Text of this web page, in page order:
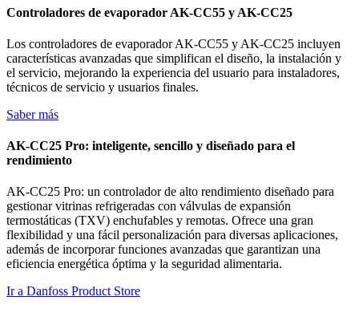
Controladores de evaporador AK-CC55 y AK-CC25
Los controladores de evaporador AK-CC55 y AK-CC25 incluyen
características avanzadas que simplifican el diseño, la instalación y
el servicio, mejorando la experiencia del usuario para instaladores,
técnicos de servicio y usuarios finales.
Saber más
AK-CC25 Pro: inteligente, sencillo y diseñado para el
rendimiento
AK-CC25 Pro: un controlador de alto rendimiento diseñado para
gestionar vitrinas refrigeradas con válvulas de expansión
termostáticas (TXV) enchufables y remotas. Ofrece una gran
flexibilidad y una fácil personalización para diversas aplicaciones,
además de incorporar funciones avanzadas que garantizan una
eficiencia energética óptima y la seguridad alimentaria.
Ir a Danfoss Product Store